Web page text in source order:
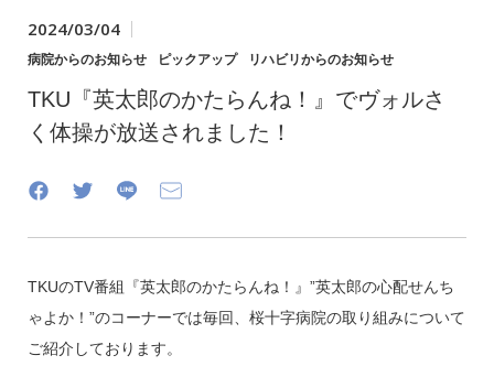
2024/03/04
病院からのお知らせ ピックアップ リハビリからのお知らせ
TKU『英太郎のかたらんね！』でヴォルさ
く体操が放送されました！
TKUのTV番組『英太郎のかたらんね！』”英太郎の心配せんち
ゃよか！”のコーナーでは毎回、桜十字病院の取り組みについて
ご紹介しております。